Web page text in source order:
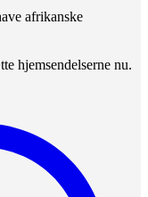
afrikanske
hjemsendelserne nu.